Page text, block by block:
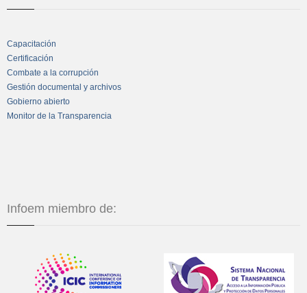
Capacitación
Certificación
Combate a la corrupción
Gestión documental y archivos
Gobierno abierto
Monitor de la Transparencia
Infoem miembro de: